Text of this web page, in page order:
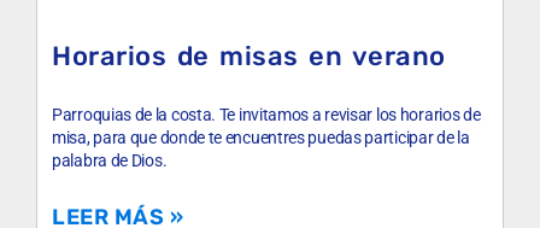
Horarios de misas en verano
Parroquias de la costa. Te invitamos a revisar los horarios de
misa, para que donde te encuentres puedas participar de la
palabra de Dios.
LEER MÁS »